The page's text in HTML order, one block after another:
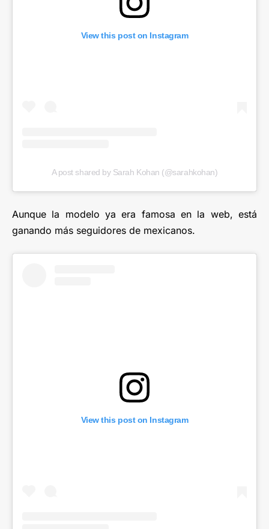
View this post on Instagram
A post shared by Sarah Kohan (@sarahkohan)
Aunque la modelo ya era famosa en la web, está
ganando más seguidores de mexicanos.
View this post on Instagram